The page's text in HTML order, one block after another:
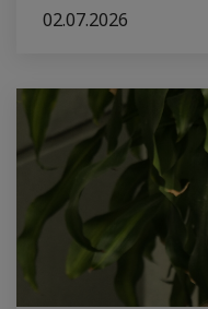
02.07.2026